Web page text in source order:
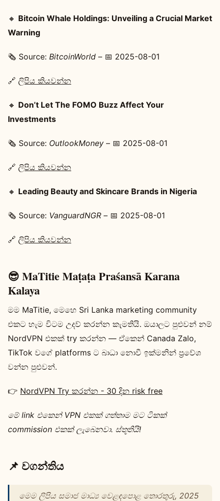
🔸 Bitcoin Whale Holdings: Unveiling a Crucial Market
Warning
🗞️ Source: BitcoinWorld – 📅 2025-08-01
🔗 ලිපිය කියවන්න
🔸 Don’t Let The FOMO Buzz Affect Your
Investments
🗞️ Source: OutlookMoney – 📅 2025-08-01
🔗 ලිපිය කියවන්න
🔸 Leading Beauty and Skincare Brands in Nigeria
🗞️ Source: VanguardNGR – 📅 2025-08-01
🔗 ලිපිය කියවන්න
😎 MaTitie Maṭaṭa Praśansā Karana
Kalaya
මම MaTitie, මෙහෙ Sri Lanka marketing community
එකට හැම විටම උදව් කරන්න කැමතියි. ඔයාලට පුළුවන් නම්
NordVPN එකක් try කරන්න — ඒකෙන් Canada Zalo,
TikTok වගේ platforms ට බාධා නොවී ඉක්මනින් ප්‍රවේශ
වන්න පුළුවන්.
👉 NordVPN Try කරන්න - 30 දින risk free
මේ link එකෙන් VPN එකක් ගත්තාම මට ටිකක්
commission එකක් ලැබෙනවා. ස්තූතියි!
📌 වගන්තිය
මෙම ලිපිය සමාජ මාධ්‍ය වෙළඳපොළ තොරතුරු, 2025